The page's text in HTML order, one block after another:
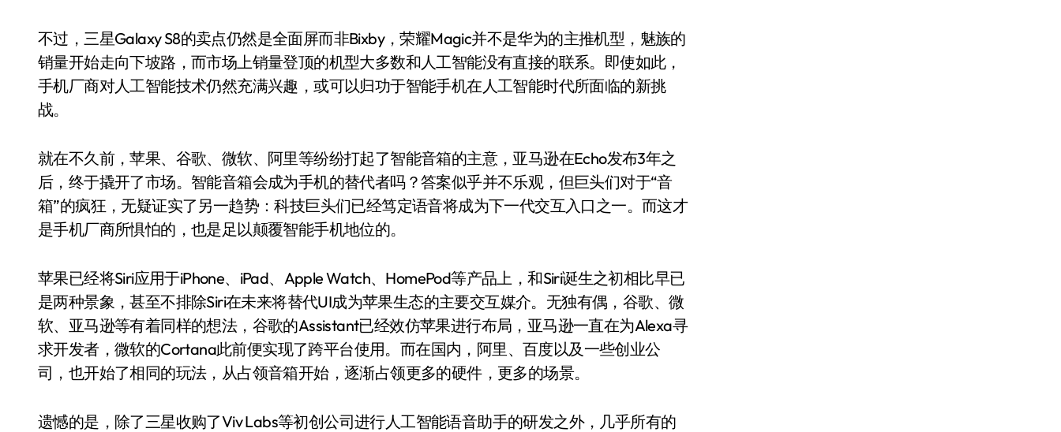
不过，三星Galaxy S8的卖点仍然是全面屏而非Bixby，荣耀Magic并不是华为的主推机型，魅族的
销量开始走向下坡路，而市场上销量登顶的机型大多数和人工智能没有直接的联系。即使如此，
手机厂商对人工智能技术仍然充满兴趣，或可以归功于智能手机在人工智能时代所面临的新挑
战。
就在不久前，苹果、谷歌、微软、阿里等纷纷打起了智能音箱的主意，亚马逊在Echo发布3年之
后，终于撬开了市场。智能音箱会成为手机的替代者吗？答案似乎并不乐观，但巨头们对于“音
箱”的疯狂，无疑证实了另一趋势：科技巨头们已经笃定语音将成为下一代交互入口之一。而这才
是手机厂商所惧怕的，也是足以颠覆智能手机地位的。
苹果已经将Siri应用于iPhone、iPad、Apple Watch、HomePod等产品上，和Siri诞生之初相比早已
是两种景象，甚至不排除Siri在未来将替代UI成为苹果生态的主要交互媒介。无独有偶，谷歌、微
软、亚马逊等有着同样的想法，谷歌的Assistant已经效仿苹果进行布局，亚马逊一直在为Alexa寻
求开发者，微软的Cortana此前便实现了跨平台使用。而在国内，阿里、百度以及一些创业公
司，也开始了相同的玩法，从占领音箱开始，逐渐占领更多的硬件，更多的场景。
遗憾的是，除了三星收购了Viv Labs等初创公司进行人工智能语音助手的研发之外，几乎所有的